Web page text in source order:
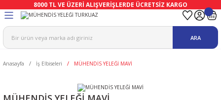
8000 TL VE ÜZERİ ALIŞVERİŞLERDE ÜCRETSİZ KARGO
Geri Dön
Geri Dön
Geri Dön
Geri Dön
Geri Dön
Geri Dön
ARA
Anasayfa İş Elbiseleri MÜHENDİS YELEĞİ MAVİ